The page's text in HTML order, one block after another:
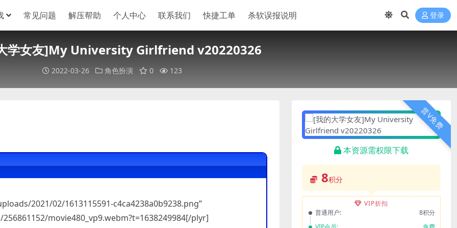
常见问题 解压帮助 个人中心 联系我们 快捷工单 杀软误报说明 登录
学女友]My University Girlfriend v20220326
2022-03-26 角色扮演 0 123
2021/02/1613115591-c4ca4238a0b9238.png”
movie480_vp9.webm?t=1638249984[/plyr]
普V免费
本资源需权限下载
8积分
VIP折扣
普通用户:
8积分